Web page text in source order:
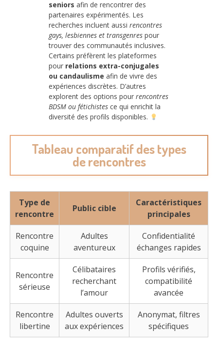
seniors afin de rencontrer des
partenaires expérimentés. Les
recherches incluent aussi rencontres
gays, lesbiennes et transgenres pour
trouver des communautés inclusives.
Certains préfèrent les plateformes
pour relations extra-conjugales
ou candaulisme afin de vivre des
expériences discrètes. D’autres
explorent des options pour rencontres
BDSM ou fétichistes ce qui enrichit la
diversité des profils disponibles.
Tableau comparatif des types
de rencontres
Type de
rencontre
Public cible
Caractéristiques
principales
Rencontre
coquine
Adultes
aventureux
Confidentialité
échanges rapides
Rencontre
sérieuse
Célibataires
recherchant
l’amour
Profils vérifiés,
compatibilité
avancée
Rencontre
libertine
Adultes ouverts
aux expériences
Anonymat, filtres
spécifiques